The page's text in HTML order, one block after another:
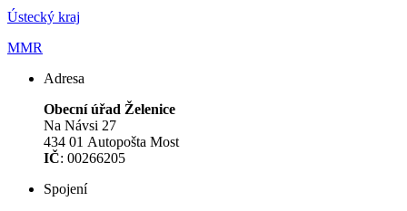
Ústecký kraj
MMR
Adresa
Obecní úřad Želenice
Na Návsi 27
434 01 Autopošta Most
IČ: 00266205
Spojení